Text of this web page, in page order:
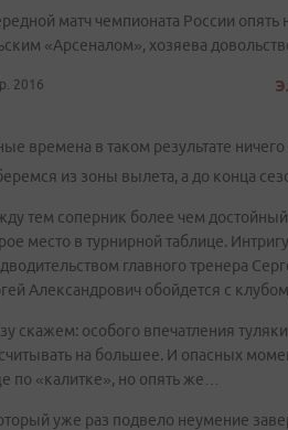
матч чемпионата России
«Арсеналом», хозяева
2016
времена в таком результате
из зоны вылета, а до конца
тем соперник более чем
место в турнирной таблице.
главного тренера
Александрович обойдется с
скажем: особого впечатления
на большее. И опасных
по «калитке», но опять же…
уже раз подвело неумение